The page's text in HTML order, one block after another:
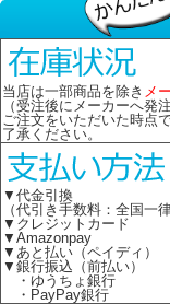
当店は一部商品を除き メ
（受注後にメーカーへ発
ご注文をいただいた時点
了承ください。
▼代金引換
（代引き手数料：全国一
▼クレジットカード
▼Amazonpay
▼あと払い（ペイディ）
▼銀行振込（前払い）
・ゆうちょ銀行
・PayPay銀行